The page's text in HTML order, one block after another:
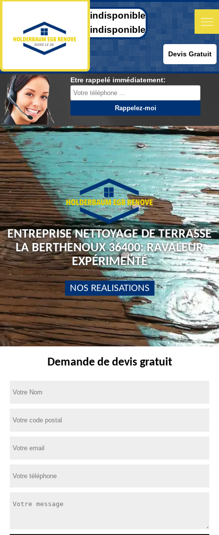
indisponible
indisponible
Devis Gratuit
Etre rappelé immédiatement:
ENTREPRISE NETTOYAGE DE TERRASSE
LA BERTHENOUX 36400: RAVALEUR
EXPÉRIMENTÉ
NOS REALISATIONS
Demande de devis gratuit